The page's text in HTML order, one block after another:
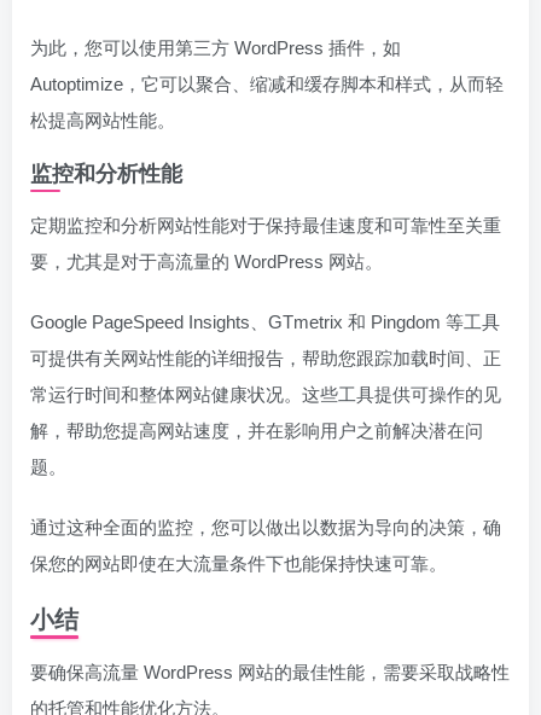
为此，您可以使用第三方 WordPress 插件，如
Autoptimize，它可以聚合、缩减和缓存脚本和样式，从而轻
松提高网站性能。
监控和分析性能
定期监控和分析网站性能对于保持最佳速度和可靠性至关重
要，尤其是对于高流量的 WordPress 网站。
Google PageSpeed Insights、GTmetrix 和 Pingdom 等工具
可提供有关网站性能的详细报告，帮助您跟踪加载时间、正
常运行时间和整体网站健康状况。这些工具提供可操作的见
解，帮助您提高网站速度，并在影响用户之前解决潜在问
题。
通过这种全面的监控，您可以做出以数据为导向的决策，确
保您的网站即使在大流量条件下也能保持快速可靠。
小结
要确保高流量 WordPress 网站的最佳性能，需要采取战略性
的托管和性能优化方法。